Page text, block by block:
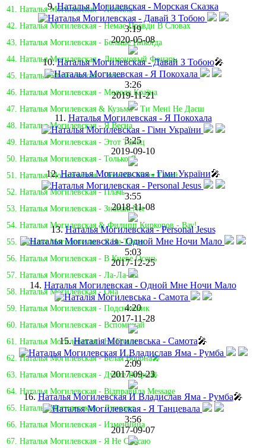
41. Наталья Могилевская - Любила
42. Наталья Могилевская - Немає Правди В Словах
43. Наталья Могилевская - Больше Никогда
44. Наталья Могилевская - Лимоновый Фонарь
45. Наталья Могилевская - Зима
46. Наталья Могилевская - Молода Країна
47. Наталья Могилевская & Кузьма - Ти Мені Не Даєш
48. Наталья Могилевская - Я Весна
49. Наталья Могилевская - Этот Танец
50. Наталья Могилевская - Только Я
51. Наталья Могилевская - Полюби Меня Такой
52. Наталья Могилевская - Плачь
53. Наталья Могилевская - Знаешь.Net
54. Наталья Могилевская & Филипп Киркоров - Вау!
55. Наталья Могилевская - Я Не Такая
56. Наталья Могилевская - В Киеве Осень
57. Наталья Могилевская - Ла-Ла-Ла
58. Наталья Могилевская - Она
59. Наталья Могилевская - Подснежник
60. Наталья Могилевская - Вспоминай
61. Наталья Могилевская - На Грани
62. Наталья Могилевская - Белая Ворона🎤
63. Наталья Могилевская - Дуйте Ветры🎤
64. Наталья Могилевская - Відправила Message
65. Наталья Могилевская - Луноход
66. Наталья Могилевская - Изменница
67. Наталья Могилевская - Я Не Спасаю
9.Наталья Могилевская - Морская Сказка
3:19
2020-05-08
10.Наталья Могилевская - Давай З Тобою🎤
3:26
2019-11-21
11. Наталья Могилевская - Я Покохала
3:25
2019-09-10
12.Наталья Могилевская - Гімн України🎤
3:55
2018-11-08
13.Наталья Могилевская - Personal Jesus
5:03
2017-12-25
14. Наталья Могилевская - Одной Мне Ночи Мало
4:20
2017-11-28
15.Наталія Могилевська - Самота🎤
2:09
2017-09-23
16.Наталья Могилевская И Владислав Яма - Румба🎤
3:56
2017-09-07